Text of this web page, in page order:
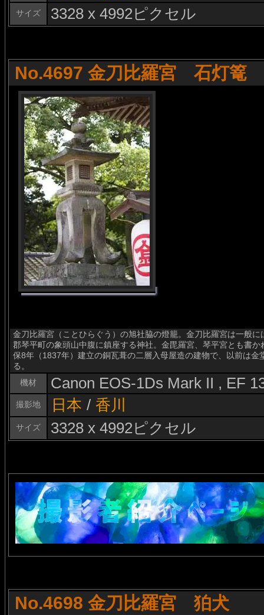
サイズ 3328 x 4992ピクセル
No.4697 金刀比羅宮 石灯篭
金刀比羅宮（ことひらぐう）の旭社脇の燈籠。金刀比羅宮は一般
郡琴平町の象頭山中腹に鎮座する神社。金毘羅宮、琴平宮とも書
保8年（1837年）建立の銅瓦葺の二層入母屋造の建物で、以前は
る。
機材
Canon EOS-1Ds Mark II , EF
撮影地 日本 / 香川
サイズ 3328 x 4992ピクセル
No.4698 金刀比羅宮 狛犬